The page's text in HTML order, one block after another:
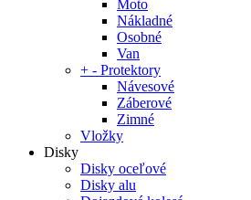
Moto
Nákladné
Osobné
Van
+ - Protektory
Návesové
Záberové
Zimné
Vložky
Disky
Disky oceľové
Disky alu